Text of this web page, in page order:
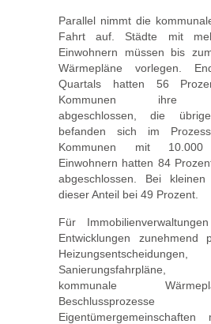
Parallel nimmt die
Fahrt auf. Städte mit
Einwohnern müssen bis
Wärmepläne vorlegen.
Quartals hatten 56
Kommunen ihre
abgeschlossen, die
befanden sich im
Kommunen mit
Einwohnern hatten 84
abgeschlossen. Bei
dieser Anteil bei 49 Prozent.
Für
Entwicklungen zunehmend
Heizungsentscheidungen,
Sanierungsfahrpläne,
kommunale